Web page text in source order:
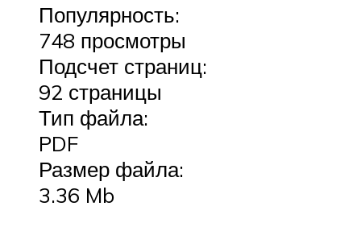
Популярность:
748 просмотры
Подсчет страниц:
92 страницы
Тип файла:
PDF
Размер файла:
3.36 Mb